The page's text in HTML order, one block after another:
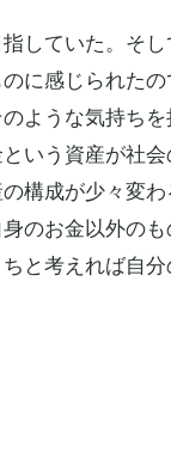
していた。そ
に感じられた
ような気持ち
いう資産が社
構成が少々変
のお金以外の
と考えれば自